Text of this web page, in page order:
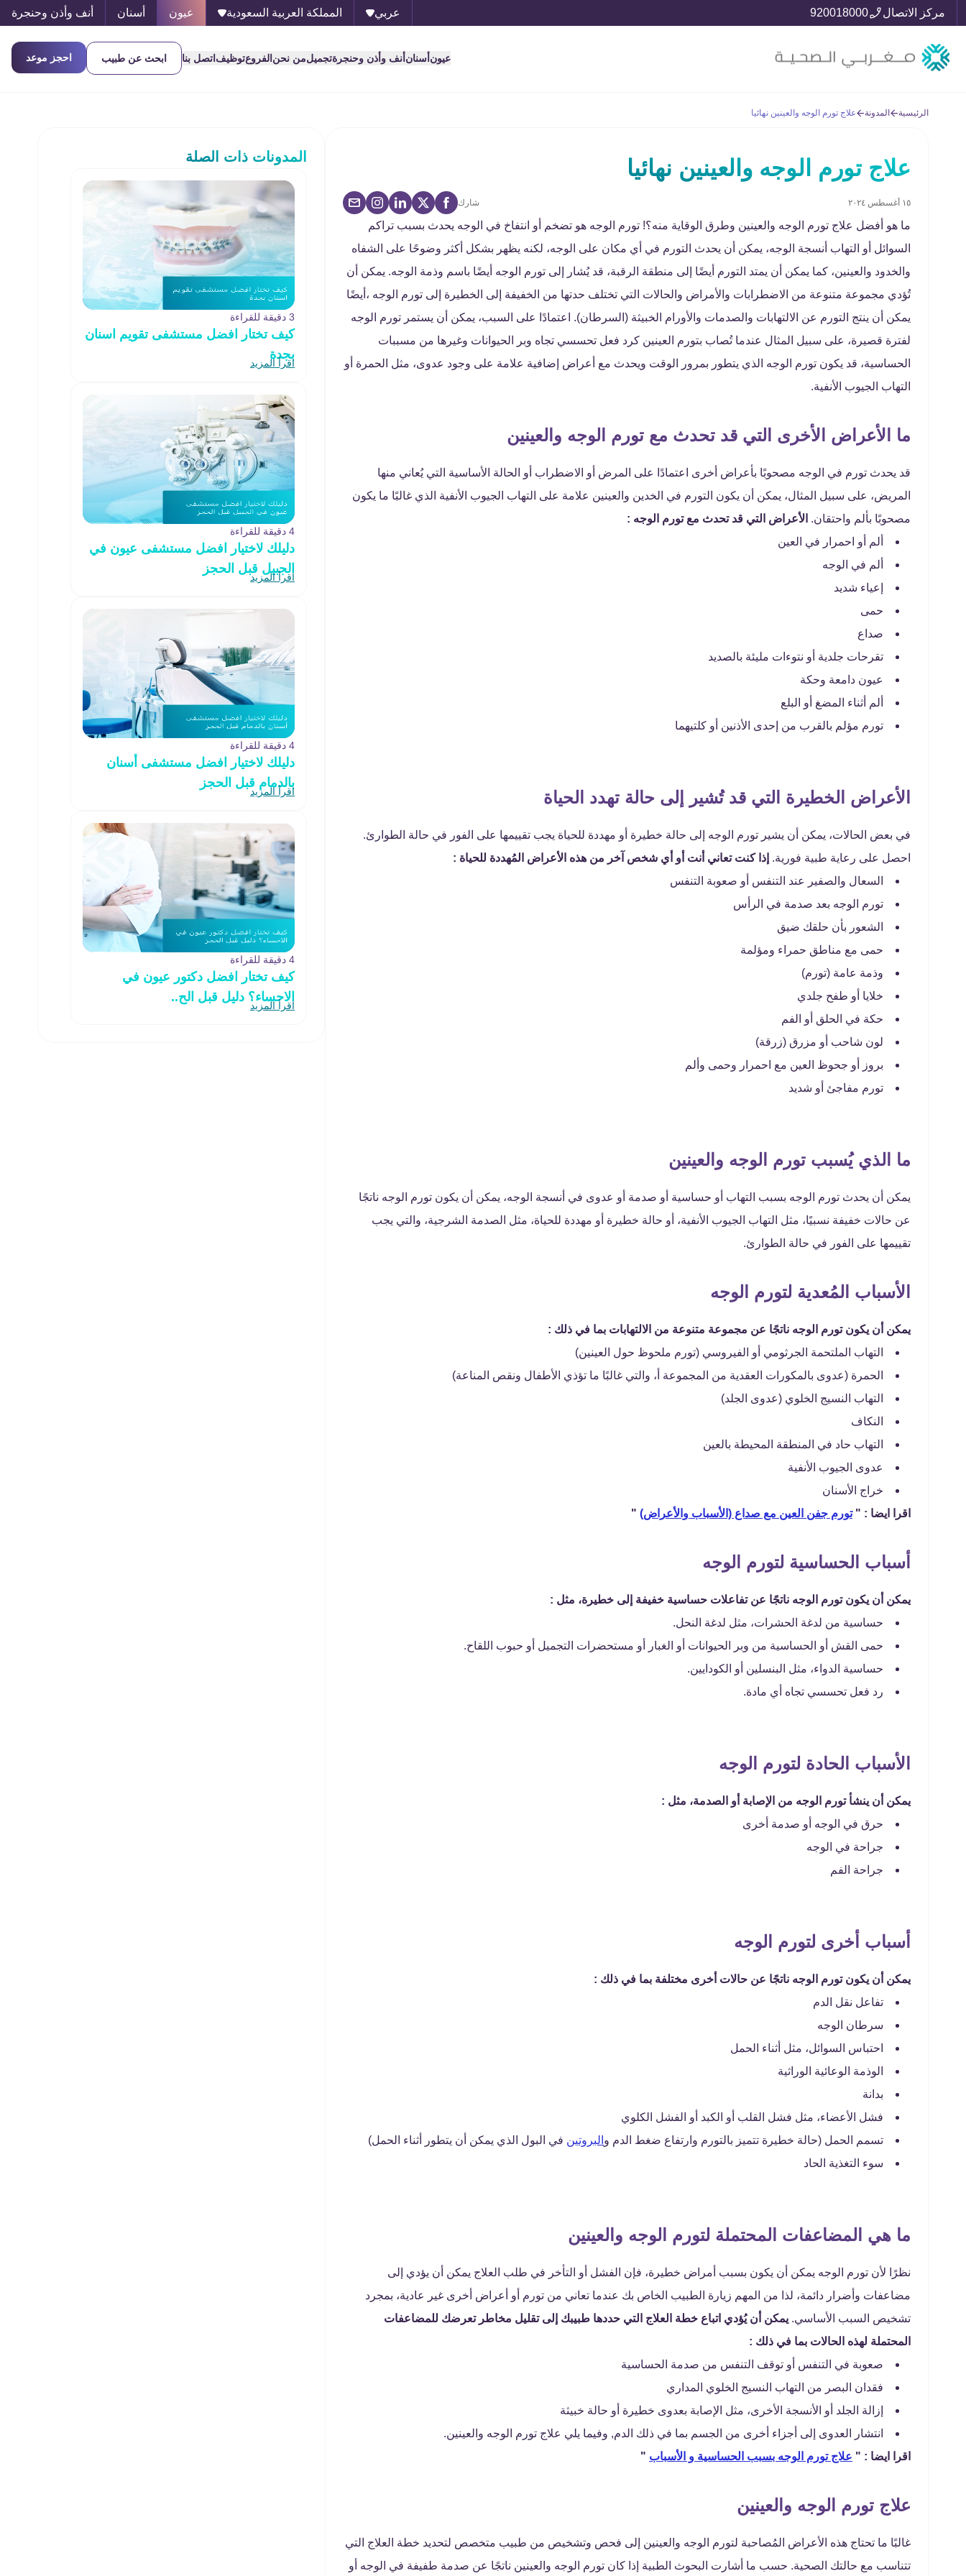
مركز الاتصال 920018000 عربي المملكة العربية السعودية عيون أسنان أنف وأذن وحنجرة
عيون أسنان أنف وأذن وحنجرةتجميلمن نحن الفروعتوظيف اتصل بنا ابحث عن طبيب احجز موعد
الرئيسية المدونة علاج تورم الوجه والعينين نهائيا
علاج تورم الوجه والعينين نهائيا
١٥ أغسطس ٢٠٢٤ شارك
ما هو أفضل علاج تورم الوجه والعينين وطرق الوقاية منه؟! تورم الوجه هو تضخم أو انتفاخ في الوجه يحدث بسبب تراكم
السوائل أو التهاب أنسجة الوجه، يمكن أن يحدث التورم في أي مكان على الوجه، لكنه يظهر بشكل أكثر وضوحًا على الشفاه
والخدود والعينين، كما يمكن أن يمتد التورم أيضًا إلى منطقة الرقبة، قد يُشار إلى تورم الوجه أيضًا باسم وذمة الوجه. يمكن أن
تُؤدي مجموعة متنوعة من الاضطرابات والأمراض والحالات التي تختلف حدتها من الخفيفة إلى الخطيرة إلى تورم الوجه ،أيضًا
يمكن أن ينتج التورم عن الالتهابات والصدمات والأورام الخبيثة (السرطان). اعتمادًا على السبب، يمكن أن يستمر تورم الوجه
لفترة قصيرة، على سبيل المثال عندما تُصاب بتورم العينين كرد فعل تحسسي تجاه وبر الحيوانات وغيرها من مسببات
الحساسية، قد يكون تورم الوجه الذي يتطور بمرور الوقت ويحدث مع أعراض إضافية علامة على وجود عدوى، مثل الحمرة أو
التهاب الجيوب الأنفية.
ما الأعراض الأخرى التي قد تحدث مع تورم الوجه والعينين
قد يحدث تورم في الوجه مصحوبًا بأعراض أخرى اعتمادًا على المرض أو الاضطراب أو الحالة الأساسية التي يُعاني منها
المريض، على سبيل المثال، يمكن أن يكون التورم في الخدين والعينين علامة على التهاب الجيوب الأنفية الذي غالبًا ما يكون
مصحوبًا بألم واحتقان. الأعراض التي قد تحدث مع تورم الوجه :
ألم أو احمرار في العين
ألم في الوجه
إعياء شديد
حمى
صداع
تقرحات جلدية أو نتوءات مليئة بالصديد
عيون دامعة وحكة
ألم أثناء المضغ أو البلع
تورم مؤلم بالقرب من إحدى الأذنين أو كلتيهما
الأعراض الخطيرة التي قد تُشير إلى حالة تهدد الحياة
في بعض الحالات، يمكن أن يشير تورم الوجه إلى حالة خطيرة أو مهددة للحياة يجب تقييمها على الفور في حالة الطوارئ.
احصل على رعاية طبية فورية. إذا كنت تعاني أنت أو أي شخص آخر من هذه الأعراض المُهددة للحياة :
السعال والصفير عند التنفس أو صعوبة التنفس
تورم الوجه بعد صدمة في الرأس
الشعور بأن حلقك ضيق
حمى مع مناطق حمراء ومؤلمة
وذمة عامة (تورم)
خلايا أو طفح جلدي
حكة في الحلق أو الفم
لون شاحب أو مزرق (زرقة)
بروز أو جحوظ العين مع احمرار وحمى وألم
تورم مفاجئ أو شديد
ما الذي يُسبب تورم الوجه والعينين
يمكن أن يحدث تورم الوجه بسبب التهاب أو حساسية أو صدمة أو عدوى في أنسجة الوجه، يمكن أن يكون تورم الوجه ناتجًا
عن حالات خفيفة نسبيًا، مثل التهاب الجيوب الأنفية، أو حالة خطيرة أو مهددة للحياة، مثل الصدمة الشرجية، والتي يجب
تقييمها على الفور في حالة الطوارئ.
الأسباب المُعدية لتورم الوجه
يمكن أن يكون تورم الوجه ناتجًا عن مجموعة متنوعة من الالتهابات بما في ذلك :
التهاب الملتحمة الجرثومي أو الفيروسي (تورم ملحوظ حول العينين)
الحمرة (عدوى بالمكورات العقدية من المجموعة أ، والتي غالبًا ما تؤذي الأطفال ونقص المناعة)
التهاب النسيج الخلوي (عدوى الجلد)
النكاف
التهاب حاد في المنطقة المحيطة بالعين
عدوى الجيوب الأنفية
خراج الأسنان
اقرا ايضا : "تورم جفن العين مع صداع (الأسباب والأعراض) "
أسباب الحساسية لتورم الوجه
يمكن أن يكون تورم الوجه ناتجًا عن تفاعلات حساسية خفيفة إلى خطيرة، مثل :
حساسية من لدغة الحشرات، مثل لدغة النحل.
حمى القش أو الحساسية من وبر الحيوانات أو الغبار أو مستحضرات التجميل أو حبوب اللقاح.
حساسية الدواء، مثل البنسلين أو الكودايين.
رد فعل تحسسي تجاه أي مادة.
الأسباب الحادة لتورم الوجه
يمكن أن ينشأ تورم الوجه من الإصابة أو الصدمة، مثل :
حرق في الوجه أو صدمة أخرى
جراحة في الوجه
جراحة الفم
أسباب أخرى لتورم الوجه
يمكن أن يكون تورم الوجه ناتجًا عن حالات أخرى مختلفة بما في ذلك :
تفاعل نقل الدم
سرطان الوجه
احتباس السوائل، مثل أثناء الحمل
الوذمة الوعائية الوراثية
بدانة
فشل الأعضاء، مثل فشل القلب أو الكبد أو الفشل الكلوي
تسمم الحمل (حالة خطيرة تتميز بالتورم وارتفاع ضغط الدم و البروتين في البول الذي يمكن أن يتطور أثناء الحمل)
سوء التغذية الحاد
ما هي المضاعفات المحتملة لتورم الوجه والعينين
نظرًا لأن تورم الوجه يمكن أن يكون بسبب أمراض خطيرة، فإن الفشل أو التأخر في طلب العلاج يمكن أن يؤدي إلى
مضاعفات وأضرار دائمة، لذا من المهم زيارة الطبيب الخاص بك عندما تعاني من تورم أو أعراض أخرى غير عادية، بمجرد
تشخيص السبب الأساسي. يمكن أن يُؤدي اتباع خطة العلاج التي حددها طبيبك إلى تقليل مخاطر تعرضك للمضاعفات
المحتملة لهذه الحالات بما في ذلك :
صعوبة في التنفس أو توقف التنفس من صدمة الحساسية
فقدان البصر من التهاب النسيج الخلوي المداري
إزالة الجلد أو الأنسجة الأخرى، مثل الإصابة بعدوى خطيرة أو حالة خبيثة
انتشار العدوى إلى أجزاء أخرى من الجسم بما في ذلك الدم, وفيما يلي علاج تورم الوجه والعينين.
اقرا ايضا : " علاج تورم الوجه بسبب الحساسية و الأسباب "
علاج تورم الوجه والعينين
غالبًا ما تحتاج هذه الأعراض المُصاحبة لتورم الوجه والعينين إلى فحص وتشخيص من طبيب متخصص لتحديد خطة العلاج التي
تتناسب مع حالتك الصحية. حسب ما أشارت البحوث الطبية إذا كان تورم الوجه والعينين ناتجًا عن صدمة طفيفة في الوجه أو
المدونات ذات الصلة
3 دقيقة للقراءة
كيف تختار افضل مستشفى تقويم اسنان
بجدة
اقرأ المزيد
4 دقيقة للقراءة
دليلك لاختيار افضل مستشفى عيون في
الجبيل قبل الحجز
اقرأ المزيد
4 دقيقة للقراءة
دليلك لاختيار افضل مستشفى أسنان
بالدمام قبل الحجز
اقرأ المزيد
4 دقيقة للقراءة
كيف تختار افضل دكتور عيون في
الاحساء؟ دليل قبل الح..
اقرأ المزيد